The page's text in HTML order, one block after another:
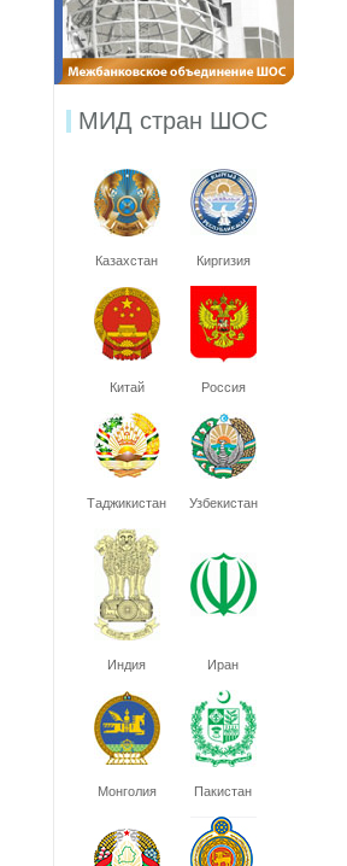
МИД стран ШОС
Казахстан Киргизия
Китай Россия
Таджикистан Узбекистан
Индия Иран
Монголия Пакистан